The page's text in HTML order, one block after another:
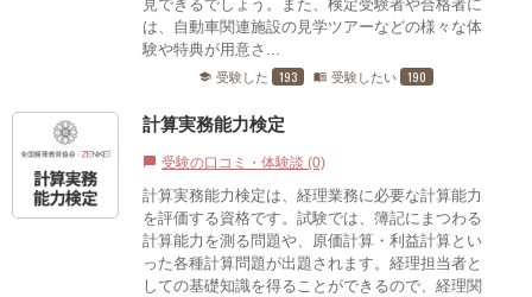
見できるでしょう。また、検定受験者や合格者に
は、自動車関連施設の見学ツアーなどの様々な体
験や特典が用意さ...
school 受験した 193 menu_book 受験したい 190
計算実務能力検定
chat_bubble 受験の口コミ・体験談 (0)
計算実務能力検定は、経理業務に必要な計算能力
を評価する資格です。試験では、簿記にまつわる
計算能力を測る問題や、原価計算・利益計算とい
った各種計算問題が出題されます。経理担当者と
しての基礎知識を得ることができるので、経理関